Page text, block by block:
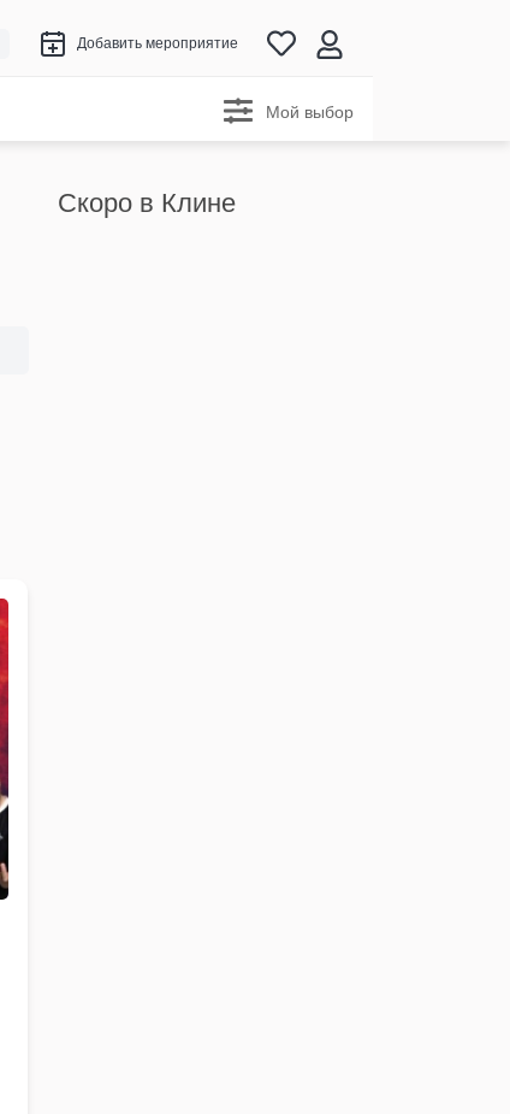
Добавить мероприятие
Мой выбор
Скоро в Клине